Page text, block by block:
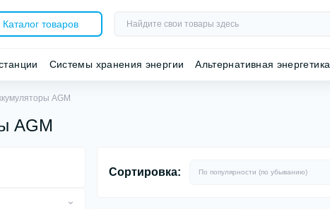
Каталог товаров
Системы хранения энергии Альтернативная энергетика
AGM
AGM
Сортировка: